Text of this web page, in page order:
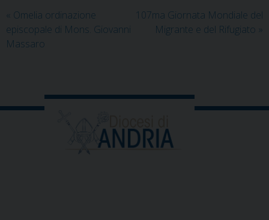
« Omelia ordinazione
episcopale di Mons. Giovanni
Massaro
107ma Giornata Mondiale del
Migrante e del Rifugiato »